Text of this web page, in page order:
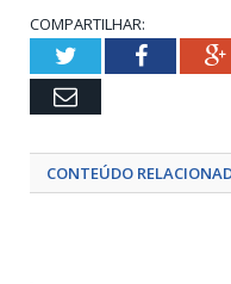
COMPARTILHAR:
TwitterFacebook
Email
CONTEÚDO